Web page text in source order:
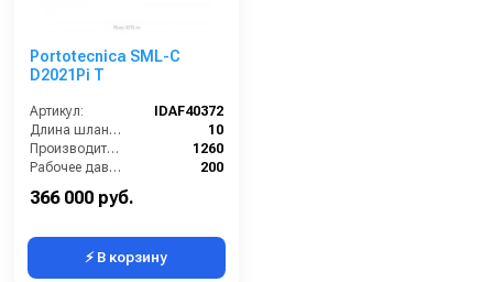
Portotecnica SML-C
D2021Pi T
Артикул:
IDAF40372
Длина шланга ВД (м):
10
Производительность (л/ч):
1260
Рабочее давление (бар):
200
366 000 руб.
⚡ В корзину